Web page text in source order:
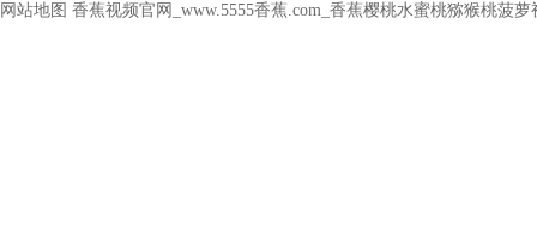
网站地图 香蕉视频官网_www.5555香蕉.com_香蕉樱桃水蜜桃猕猴桃菠